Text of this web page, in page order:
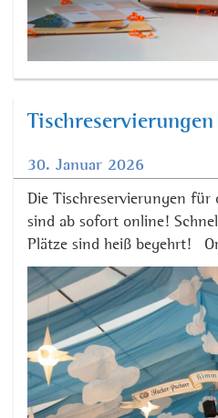
30. Januar 2026
Die Tischreservierungen für
sind ab sofort online!
Plätze sind heiß begehrt!
werden euch am:
Dir!
Samstag, 11. April
April – Manyana